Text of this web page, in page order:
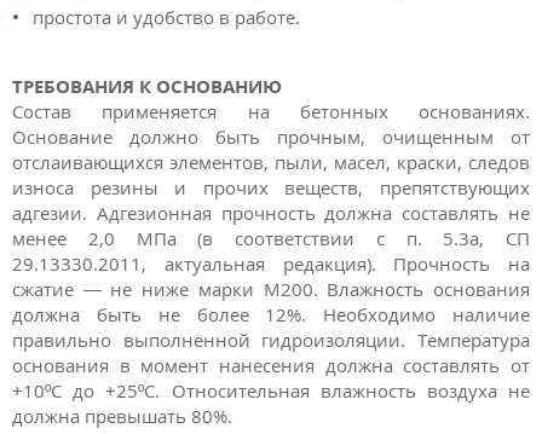
простота и удобство в работе.
ТРЕБОВАНИЯ К ОСНОВАНИЮ
Состав применяется на бетонных основаниях.
Основание должно быть прочным, очищенным от
отслаивающихся элементов, пыли, масел, краски, следов
износа резины и прочих веществ, препятствующих
адгезии. Адгезионная прочность должна составлять не
менее 2,0 МПа (в соответствии с п. 5.3а, СП
29.13330.2011, актуальная редакция). Прочность на
сжатие — не ниже марки М200. Влажность основания
должна быть не более 12%. Необходимо наличие
правильно выполненной гидроизоляции. Температура
основания в момент нанесения должна составлять от
+10ºС до +25ºС. Относительная влажность воздуха не
должна превышать 80%.